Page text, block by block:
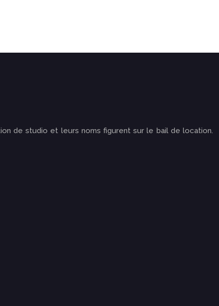
de studio et leurs noms figurent sur le bail de location.